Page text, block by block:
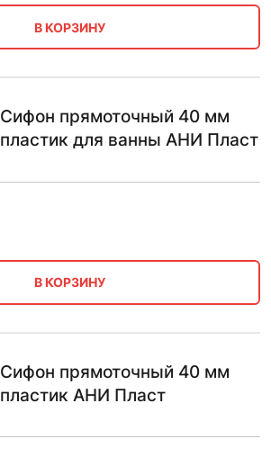
В КОРЗИНУ
Сифон прямоточный 40 мм
пластик для ванны АНИ Пласт
В КОРЗИНУ
Сифон прямоточный 40 мм
пластик АНИ Пласт